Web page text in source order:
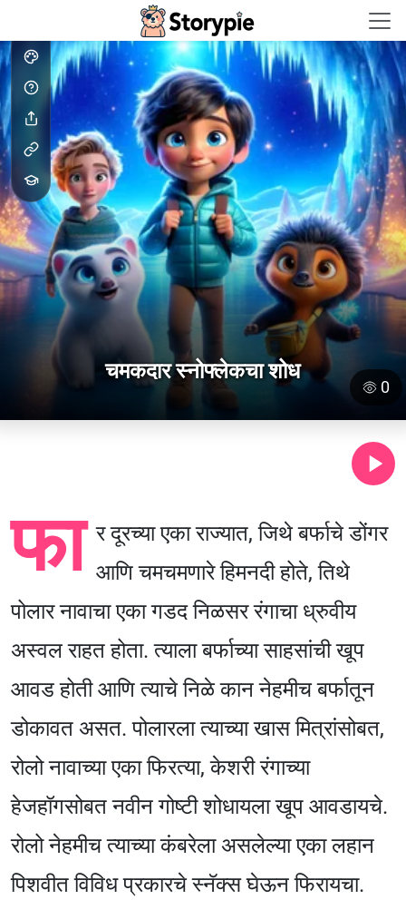
Storypie - Home
चमकदार स्नोफ्लेकचा शोध
0
फा र दूरच्या एका राज्यात, जिथे बर्फाचे डोंगर
आणि चमचमणारे हिमनदी होते, तिथे
पोलार नावाचा एका गडद निळसर रंगाचा ध्रुवीय
अस्वल राहत होता. त्याला बर्फाच्या साहसांची खूप
आवड होती आणि त्याचे निळे कान नेहमीच बर्फातून
डोकावत असत. पोलारला त्याच्या खास मित्रांसोबत,
रोलो नावाच्या एका फिरत्या, केशरी रंगाच्या
हेजहॉगसोबत नवीन गोष्टी शोधायला खूप आवडायचे.
रोलो नेहमीच त्याच्या कंबरेला असलेल्या एका लहान
पिशवीत विविध प्रकारचे स्नॅक्स घेऊन फिरायचा.